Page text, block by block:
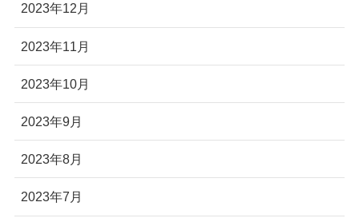
2023年12月
2023年11月
2023年10月
2023年9月
2023年8月
2023年7月